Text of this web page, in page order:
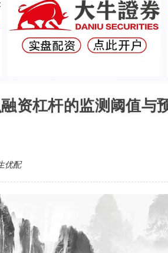
资杠杆的监测阈值与
优配